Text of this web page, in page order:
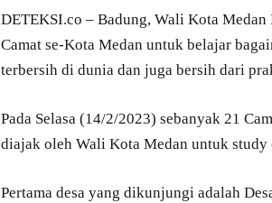
DETEKSI.co – Badung, Wali Kota
Camat se-Kota Medan untuk belajar
terbersih di dunia dan juga bersih dari
Pada Selasa (14/2/2023) sebanyak 21
diajak oleh Wali Kota Medan untuk
Pertama desa yang dikunjungi adalah